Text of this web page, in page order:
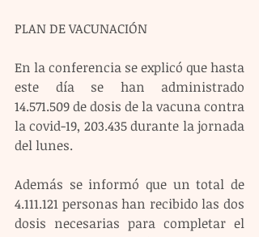
PLAN DE VACUNACIÓN
En la conferencia se explicó que hasta
este día se han administrado
14.571.509 de dosis de la vacuna contra
la covid-19, 203.435 durante la jornada
del lunes.
Además se informó que un total de
4.111.121 personas han recibido las dos
dosis necesarias para completar el